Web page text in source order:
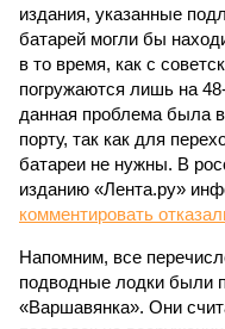
издания, указанные
батарей могли бы
в то время, как с
погружаются лишь на
данная проблема была
порту, так как для
батареи не нужны. В
изданию «Лента.ру»
комментировать
Напомним, все
подводные лодки были
«Варшавянка». Они